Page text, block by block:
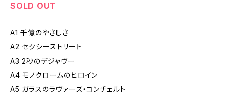
SOLD OUT
A1 千億のやさしさ
A2 セクシーストリート
A3 2秒のデジャヴー
A4 モノクロームのヒロイン
A5 ガラスのラヴァーズ・コンチェルト